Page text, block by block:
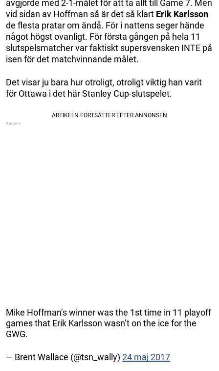
avgjorde med 2-1-målet för att ta allt till Game 7. Men
vid sidan av Hoffman så är det så klart Erik Karlsson
de flesta pratar om ändå. För i nattens seger hände
något högst ovanligt. För första gången på hela 11
slutspelsmatcher var faktiskt supersvensken INTE på
isen för det matchvinnande målet.
Det visar ju bara hur otroligt, otroligt viktig han varit
för Ottawa i det här Stanley Cup-slutspelet.
Mike Hoffman’s winner was the 1st time in 11 playoff
games that Erik Karlsson wasn’t on the ice for the
GWG.
— Brent Wallace (@tsn_wally) 24 maj 2017